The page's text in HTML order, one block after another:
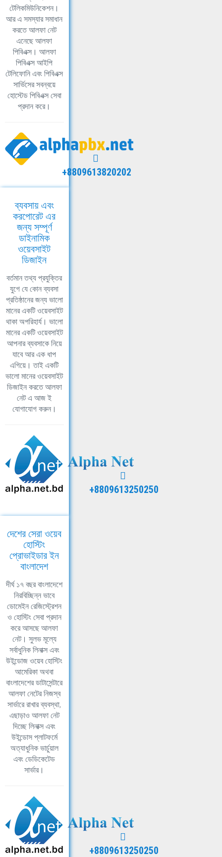
টেলিকমিউনিকেশন।
আর এ সমস্যার সমাধান
করতে আলফা নেট
এনেছে আলফা
পিবিএক্স। আলফা
পিবিএক্স আইপি
টেলিফোনি এবং পিবিএক্স
সার্ভিসের সবন্বয়ে
হোস্টেড পিবিএক্স সেবা
প্রদান করে।
+8809613820202
ব্যবসায় এবং
করপোরেট এর
জন্য সম্পূর্ণ
ডাইনামিক
ওয়েবসাইট
ডিজাইন
বর্তমান তথ্য প্রযুক্তির
যুগে যে কোন ব্যবসা
প্রতিষ্ঠানের জন্য ভালো
মানের একটি ওয়েবসাইট
থাকা অপরিহার্য। ভালো
মানের একটি ওয়েবসাইট
আপনার ব্যবসাকে নিয়ে
যাবে আর এক ধাপ
এগিয়ে। তাই একটি
ভালো মানের ওয়েবসাইট
ডিজাইন করতে আলফা
নেট এ আজ ই
যোগাযোগ করুন।
+8809613250250
দেশের সেরা ওয়েব
হোস্টিং
প্রোভাইডার ইন
বাংলাদেশ
দীর্ঘ ১৭ বছর বাংলাদেশে
নিরবিচ্ছিন্ন ভাবে
ডোমেইন রেজিস্ট্রেশন
ও হোস্টিং সেবা প্রদান
করে আসছে আলফা
নেট। সুলভ মূল্যে
সর্বাধুনিক লিনাক্স এবং
উইন্ডোজ ওয়েব হোস্টিং
আমেরিকা অথবা
বাংলাদেশের ডাটাসেন্টারে
আলফা নেটের নিজস্ব
সার্ভারে রাখার ব্যবস্থা,
এছাড়াও আলফা নেট
দিচ্ছে লিনাক্স এবং
উইন্ডোস প্লাটফর্মে
অত্যাধুনিক ভার্চুয়াল
এবং ডেডিকেটেড
সার্ভার।
+8809613250250